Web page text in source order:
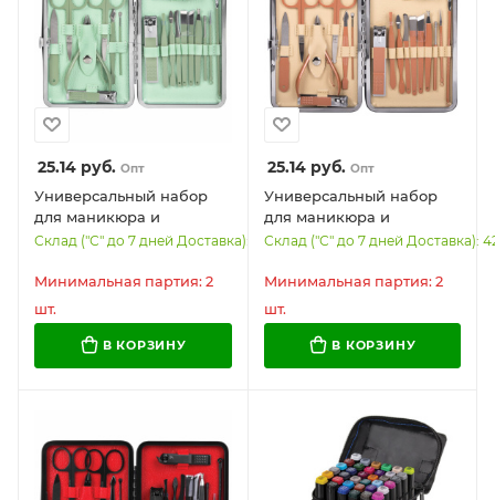
25.14 руб. Опт
Универсальный набор
для маникюра и
педикюра 18 в 1 в
зеленый, WBZ, 609489
Склад ("С" до 7 дней Доставка): 604
Минимальная партия: 2
шт.
В КОРЗИНУ
25.14руб. Опт
Универсальный набор
для маникюра и
педикюра 18 в 1 в
розовый, WBZ, 609488
Склад ("С" до 7 дней Доставка):
Минимальная партия: 2
шт.
В КОРЗИНУ